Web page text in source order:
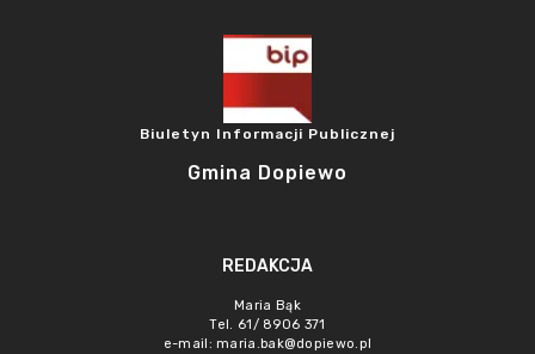
Biuletyn Informacji Publicznej
Gmina Dopiewo
REDAKCJA
Maria Bąk
Tel. 61/ 8906 371
e-mail: maria.bak@dopiewo.pl